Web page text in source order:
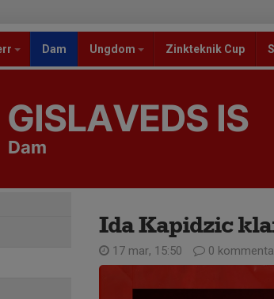
Dam Ungdom Zinkteknik Cup
GISLAVEDS IS
Dam
Ida Kapidzic
17 mar, 15:50 0